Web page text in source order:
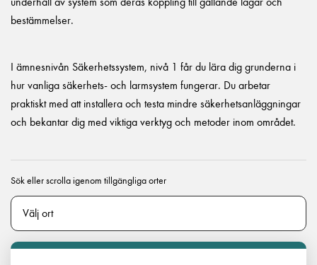
bestämmelser.
I ämnesnivån Säkerhetssystem, nivå 1 får du lära dig grunderna i
hur vanliga säkerhets- och larmsystem fungerar. Du arbetar
praktiskt med att installera och testa mindre säkerhetsanläggningar
och bekantar dig med viktiga verktyg och metoder inom området.
Sök eller scrolla igenom tillgängliga orter